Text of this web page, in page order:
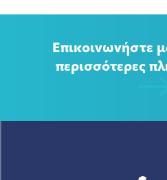
Επικοινωνήστε
περισσότερες